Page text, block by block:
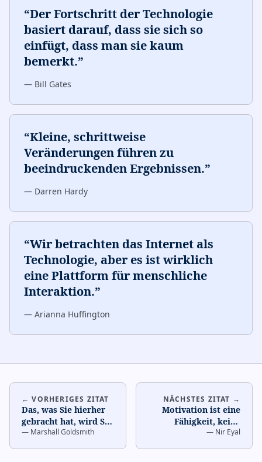
“Der Fortschritt der Technologie
basiert darauf, dass sie sich so
einfügt, dass man sie kaum
bemerkt.”
— Bill Gates
“Kleine, schrittweise
Veränderungen führen zu
beeindruckenden Ergebnissen.”
— Darren Hardy
“Wir betrachten das Internet als
Technologie, aber es ist wirklich
eine Plattform für menschliche
Interaktion.”
— Arianna Huffington
← VORHERIGES ZITAT
Das, was Sie hierher
gebracht hat, wird Sie
dort nicht hinbringen.
— Marshall Goldsmith
NÄCHSTES ZITAT →
Motivation ist eine
Fähigkeit, keine
Eigenschaft.…
— Nir Eyal